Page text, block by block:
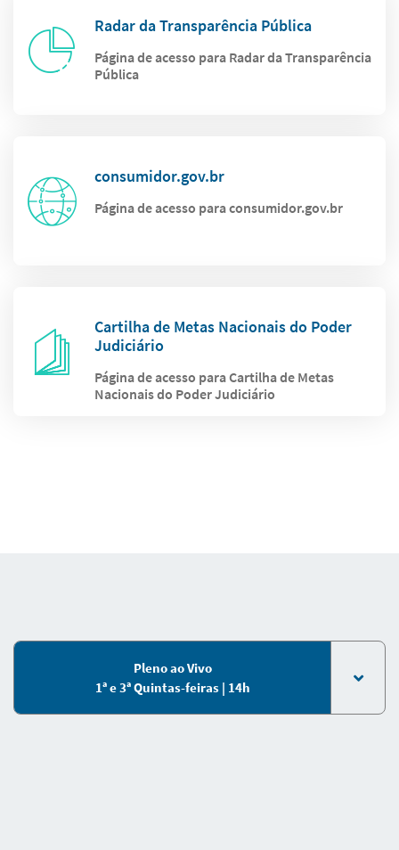
Radar da Transparência Pública
Página de acesso para Radar da Transparência
Pública
consumidor.gov.br
Página de acesso para consumidor.gov.br
Cartilha de Metas Nacionais do Poder
Judiciário
Página de acesso para Cartilha de Metas
Nacionais do Poder Judiciário
Pleno ao Vivo
1ª e 3ª Quintas-feiras | 14h